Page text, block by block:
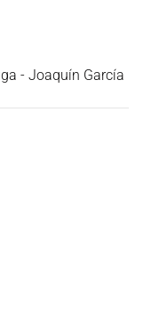
- Joaquín García